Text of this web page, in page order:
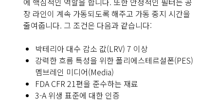
장 라인이 계속 가동되도록 해주고 가동 중지 시간을
줄여줍니다. 그 조건은 다음과 같습니다:
박테리아 대수 감소 값(LRV) 7 이상
강력한 흐름 특성을 위한 폴리에스테르설폰(PES)
멤브레인 미디어(Media)
FDA CFR 21편을 준수하는 재료
3-A 위생 표준에 대한 인증